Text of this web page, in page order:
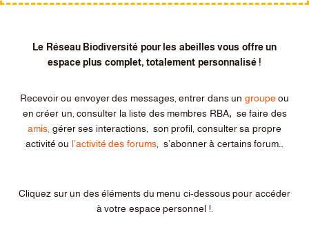
Le Réseau Biodiversité pour les abeilles vous offre un
espace plus complet, totalement personnalisé !
Recevoir ou envoyer des messages, entrer dans un groupe ou
en créer un, consulter la liste des membres RBA, se faire des
amis, gérer ses interactions, son profil, consulter sa propre
activité ou l’activité des forums, s’abonner à certains forum…
Cliquez sur un des éléments du menu ci-dessous pour accéder
à votre espace personnel !.